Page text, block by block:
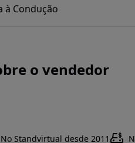
à Condução
o vendedor
No Standvirtual desde 2011